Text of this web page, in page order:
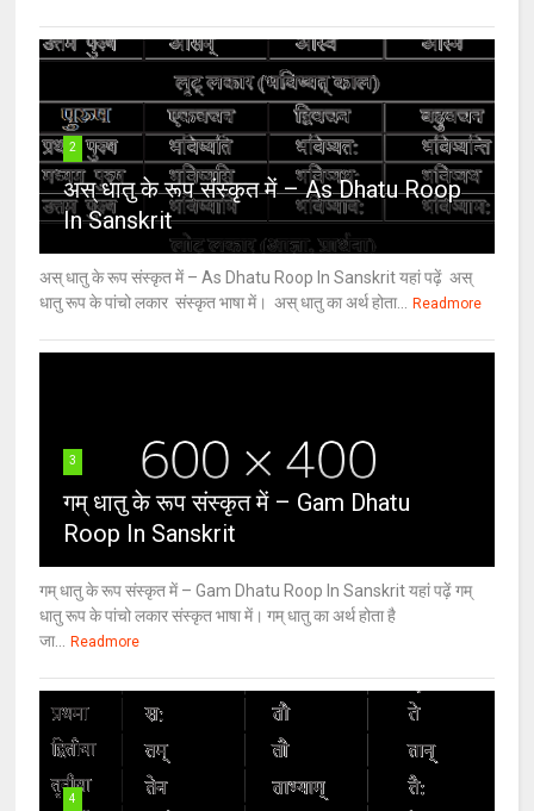
2
अस् धातु के रूप संस्कृत में – As Dhatu Roop
In Sanskrit
अस् धातु के रूप संस्कृत में – As Dhatu Roop In Sanskrit यहां पढ़ें अस्
धातु रूप के पांचो लकार संस्कृत भाषा में। अस् धातु का अर्थ होता...
Readmore
3
गम् धातु के रूप संस्कृत में – Gam Dhatu
Roop In Sanskrit
गम् धातु के रूप संस्कृत में – Gam Dhatu Roop In Sanskrit यहां पढ़ें गम्
धातु रूप के पांचो लकार संस्कृत भाषा में। गम् धातु का अर्थ होता है
जा...
Readmore
4